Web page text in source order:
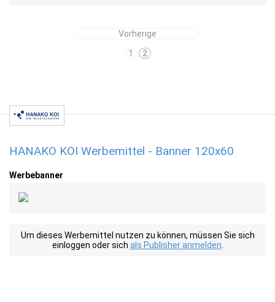
Vorherige
1
2
HANAKO KOI Werbemittel - Banner 120x60
Werbebanner
Um dieses Werbemittel nutzen zu können, müssen Sie sich
einloggen oder sich als Publisher anmelden